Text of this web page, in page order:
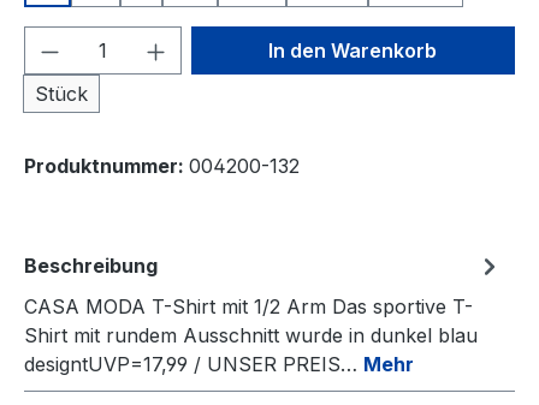
Produkt Anzahl: Gib den
Stück
In den Warenkorb
Produktnummer: 004200-132
Beschreibung
CASA MODA T-Shirt mit 1/2 Arm Das sportive T-
Shirt mit rundem Ausschnitt wurde in dunkel blau
designtUVP=17,99 / UNSER PREIS… Mehr